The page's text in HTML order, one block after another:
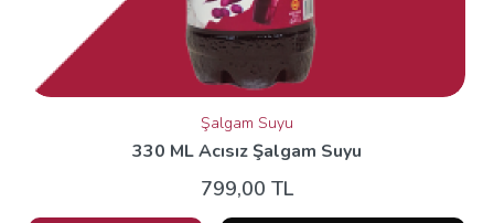
Şalgam Suyu
330 ML Acısız Şalgam Suyu
799,00 TL